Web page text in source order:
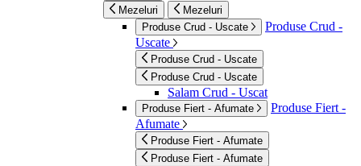
Mezeluri
Mezeluri
Produse Crud - Uscate
Produse Crud -
Uscate
Produse Crud - Uscate
Produse Crud - Uscate
Salam Crud - Uscat
Produse Fiert - Afumate
Produse Fiert -
Afumate
Produse Fiert - Afumate
Produse Fiert - Afumate